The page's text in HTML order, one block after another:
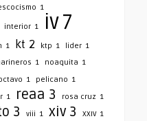
1
interior 1 iv7
1 kt 2 ktp 1 lider 1
1 noaquita 1
1 pelicano 1
1 reaa 3 rosa cruz 1
3 viii 1 xiv 3 XXIV 1